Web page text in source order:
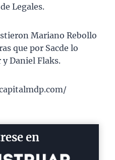
Legales.
Mariano Rebollo
que por Sacde lo
Daniel Flaks.
en